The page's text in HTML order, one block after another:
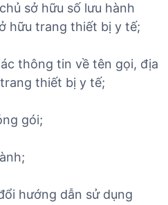
sở hữu số lưu hành
hữu trang thiết bị y tế;
thông tin về tên gọi, địa
thiết bị y tế;
gói;
hướng dẫn sử dụng